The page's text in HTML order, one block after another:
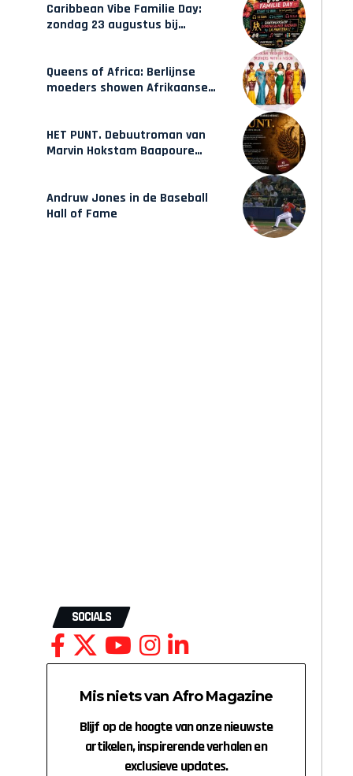
Caribbean Vibe Familie Day:
zondag 23 augustus bij
Queens of Africa: Berlijnse
moeders showen Afrikaanse
HET PUNT. Debuutroman van
Marvin Hokstam Baapoure
Andruw Jones in de Baseball
Hall of Fame
SOCIALS
Mis niets van Afro Magazine
Blijf op de hoogte van onze nieuwste
artikelen, inspirerende verhalen en
exclusieve updates.